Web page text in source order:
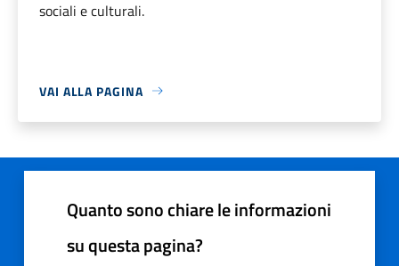
sociali e culturali.
VAI ALLA PAGINA
Quanto sono chiare le informazioni
su questa pagina?